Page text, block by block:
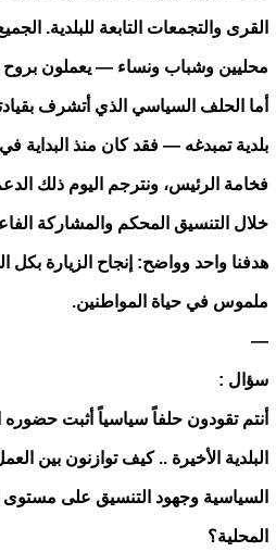
القرى والتجمعات التابعة للبلدية.
محليين وشباب ونساء — يعملون بروح
أما الحلف السياسي الذي أتشرف
بلدية تمبدغه — فقد كان منذ البداية
فخامة الرئيس، ونترجم اليوم ذلك
خلال التنسيق المحكم والمشاركة
هدفنا واحد وواضح: إنجاح الزيارة بكل
ملموس في حياة المواطنين.
—
سؤال :
أنتم تقودون حلفاً سياسياً أثبت
البلدية الأخيرة .. كيف توازنون بين
السياسية وجهود التنسيق على مستوى
المحلية؟